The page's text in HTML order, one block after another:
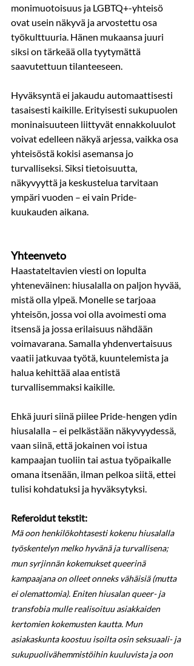
monimuotoisuus ja LGBTQ+-yhteisö
ovat usein näkyvä ja arvostettu osa
työkulttuuria. Hänen mukaansa juuri
siksi on tärkeää olla tyytymättä
saavutettuun tilanteeseen.
Hyväksyntä ei jakaudu automaattisesti
tasaisesti kaikille. Erityisesti sukupuolen
moninaisuuteen liittyvät ennakkoluulot
voivat edelleen näkyä arjessa, vaikka osa
yhteisöstä kokisi asemansa jo
turvalliseksi. Siksi tietoisuutta,
näkyvyyttä ja keskustelua tarvitaan
ympäri vuoden – ei vain Pride-
kuukauden aikana.
Yhteenveto
Haastateltavien viesti on lopulta
yhteneväinen: hiusalalla on paljon hyvää,
mistä olla ylpeä. Monelle se tarjoaa
yhteisön, jossa voi olla avoimesti oma
itsensä ja jossa erilaisuus nähdään
voimavarana. Samalla yhdenvertaisuus
vaatii jatkuvaa työtä, kuuntelemista ja
halua kehittää alaa entistä
turvallisemmaksi kaikille.
Ehkä juuri siinä piilee Pride-hengen ydin
hiusalalla – ei pelkästään näkyvyydessä,
vaan siinä, että jokainen voi istua
kampaajan tuoliin tai astua työpaikalle
omana itsenään, ilman pelkoa siitä, ettei
tulisi kohdatuksi ja hyväksytyksi.
Referoidut tekstit:
Mä oon henkilökohtasesti kokenu hiusalalla
työskentelyn melko hyvänä ja turvallisena;
mun syrjinnän kokemukset queerinä
kampaajana on olleet onneks vähäisiä (mutta
ei olemattomia). Eniten hiusalan queer- ja
transfobia mulle realisoituu asiakkaiden
kertomien kokemusten kautta. Mun
asiakaskunta koostuu isoilta osin seksuaali- ja
sukupuolivähemmistöihin kuuluvista ja oon